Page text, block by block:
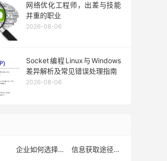
网络优化工程师，出差与技能
并重的职业
2026-08-06
Socket编程Linux与Windows
差异解析及常见错误处理指南
2026-08-06
企业如何选择本地化SEO服务商 (1)
信息获取途径
(1)